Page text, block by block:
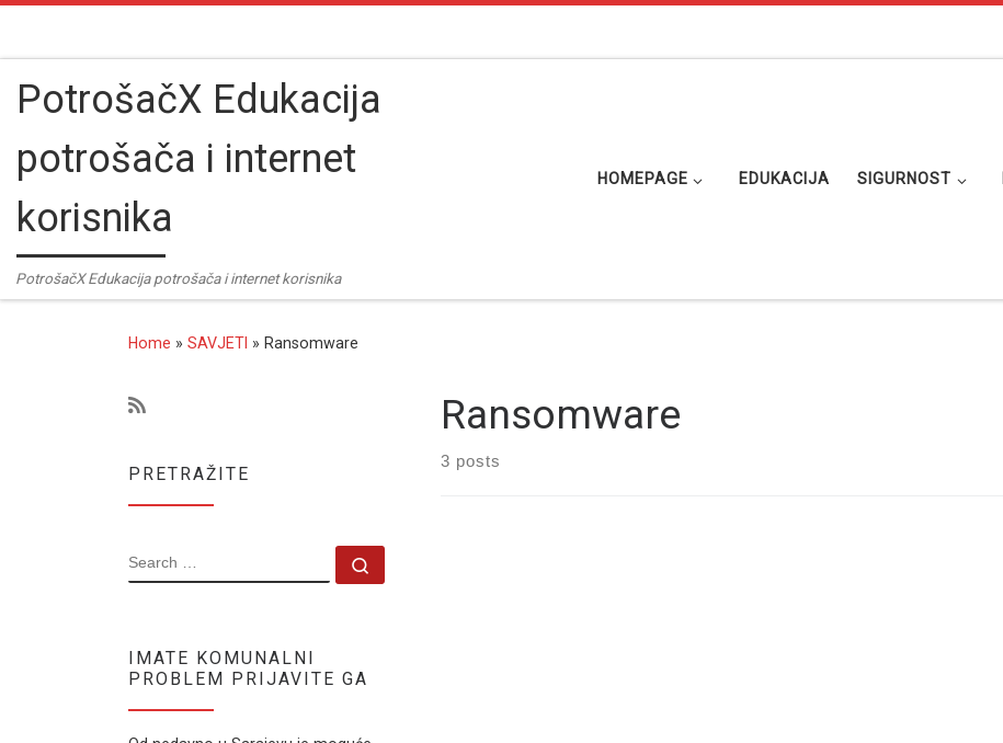
PotrošačX Edukacija
potrošača i internet
korisnika
PotrošačX Edukacija potrošača i internet korisnika
HOMEPAGE EDUKACIJA SIGURNOST
Home » SAVJETI » Ransomware
Ransomware
3 posts
PRETRAŽITE
SEARCH
IMATE KOMUNALNI
PROBLEM PRIJAVITE GA